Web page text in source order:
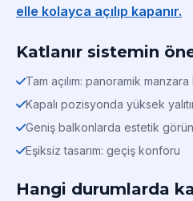
elle kolayca açılıp kapanır.
Katlanır sistemin
Tam açılım: panoramik
Kapalı pozisyonda yüksek
Geniş balkonlarda estetik
Eşiksiz tasarım: geçiş konforu
Hangi durumlarda